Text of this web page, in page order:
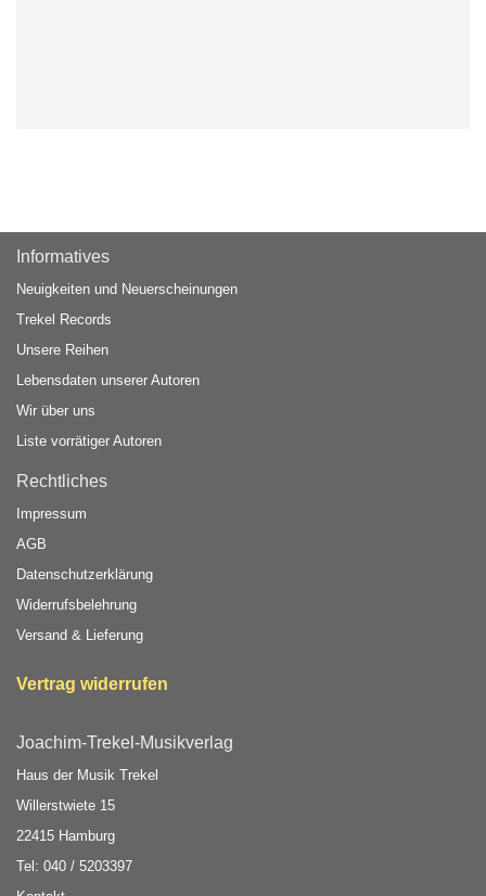
Informatives
Neuigkeiten und Neuerscheinungen
Trekel Records
Unsere Reihen
Lebensdaten unserer Autoren
Wir über uns
Liste vorrätiger Autoren
Rechtliches
Impressum
AGB
Datenschutzerklärung
Widerrufsbelehrung
Versand & Lieferung
Vertrag widerrufen
Joachim-Trekel-Musikverlag
Haus der Musik Trekel
Willerstwiete 15
22415 Hamburg
Tel: 040 / 5203397